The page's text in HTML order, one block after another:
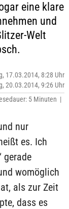
eine klare
und
Welt
17.03.2014, 8:28 Uhr
20.03.2014, 9:26 Uhr
5 Minuten |
nur
es. Ich
gerade
womöglich
als zur Zeit
dass es